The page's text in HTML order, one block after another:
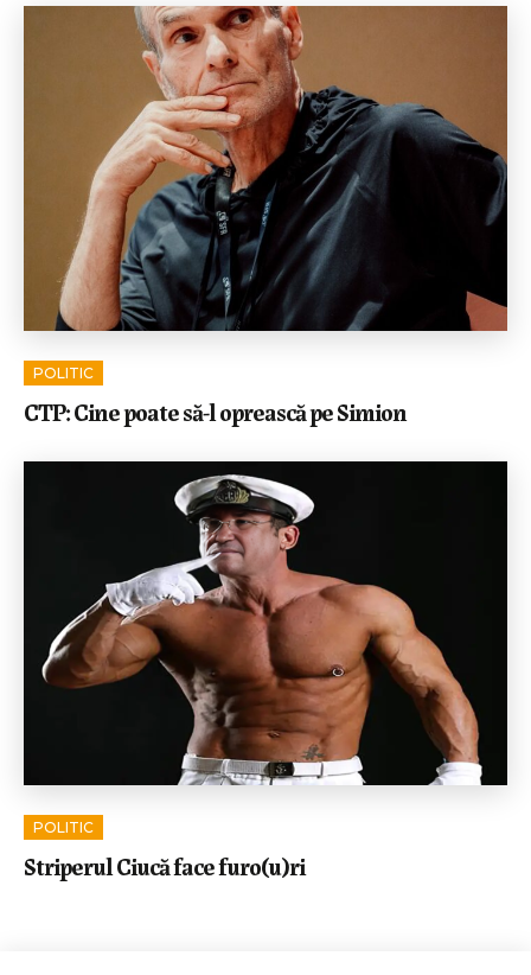
POLITIC
CTP: Cine poate să-l oprească pe Simion
POLITIC
Striperul Ciucă face furo(u)ri